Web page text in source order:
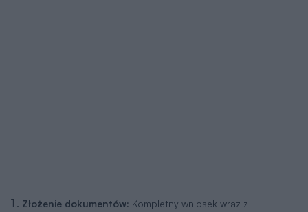
Złożenie dokumentów: Kompletny wniosek wraz z